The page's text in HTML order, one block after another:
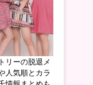
リーの脱退メ
人気順とカラ